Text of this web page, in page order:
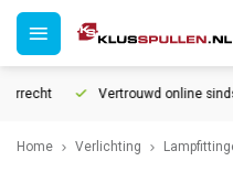
Vertrouwd online
Home Verlichting